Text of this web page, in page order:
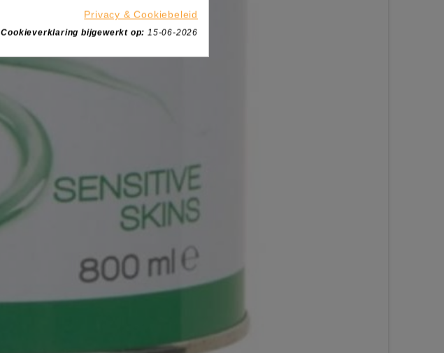
Privacy & Cookiebeleid
Cookieverklaring bijgewerkt op: 15-06-2026